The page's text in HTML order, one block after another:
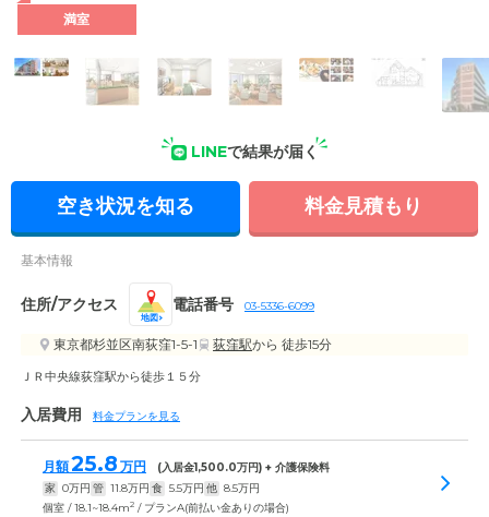
満室
LINEで結果が届く
空き状況を知る 料金見積もり
基本情報
住所/アクセス
地図
電話番号 03-5336-6099
東京都杉並区南荻窪1-5-1 荻窪駅から 徒歩15分
ＪＲ中央線荻窪駅から徒歩１５分
入居費用 料金プランを見る
月額25.8 万円 (入居金1,500.0万円) + 介護保険料
家 0万円 管 11.8万円 食 5.5万円 他 8.5万円
個室 / 18.1~18.4m2 / プランA(前払い金ありの場合)